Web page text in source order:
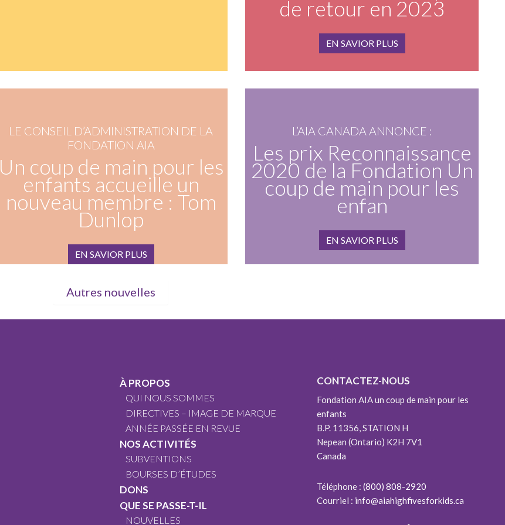
de retour en 2023
EN SAVIOR PLUS
LE CONSEIL D’ADMINISTRATION DE LA
FONDATION AIA
Un coup de main pour les
enfants accueille un
nouveau membre : Tom
Dunlop
EN SAVIOR PLUS
L’AIA CANADA ANNONCE :
Les prix Reconnaissance
2020 de la Fondation Un
coup de main pour les
enfan
EN SAVIOR PLUS
Autres nouvelles
À PROPOS
QUI NOUS SOMMES
DIRECTIVES – IMAGE DE MARQUE
ANNÉE PASSÉE EN REVUE
NOS ACTIVITÉS
SUBVENTIONS
BOURSES D’ÉTUDES
DONS
QUE SE PASSE-T-IL
NOUVELLES
CONTACTEZ-NOUS
Fondation AIA un coup de main pour les
enfants
B.P. 11356, STATION H
Nepean (Ontario) K2H 7V1
Canada
Téléphone : (800) 808-2920
Courriel : info@aiahighfivesforkids.ca